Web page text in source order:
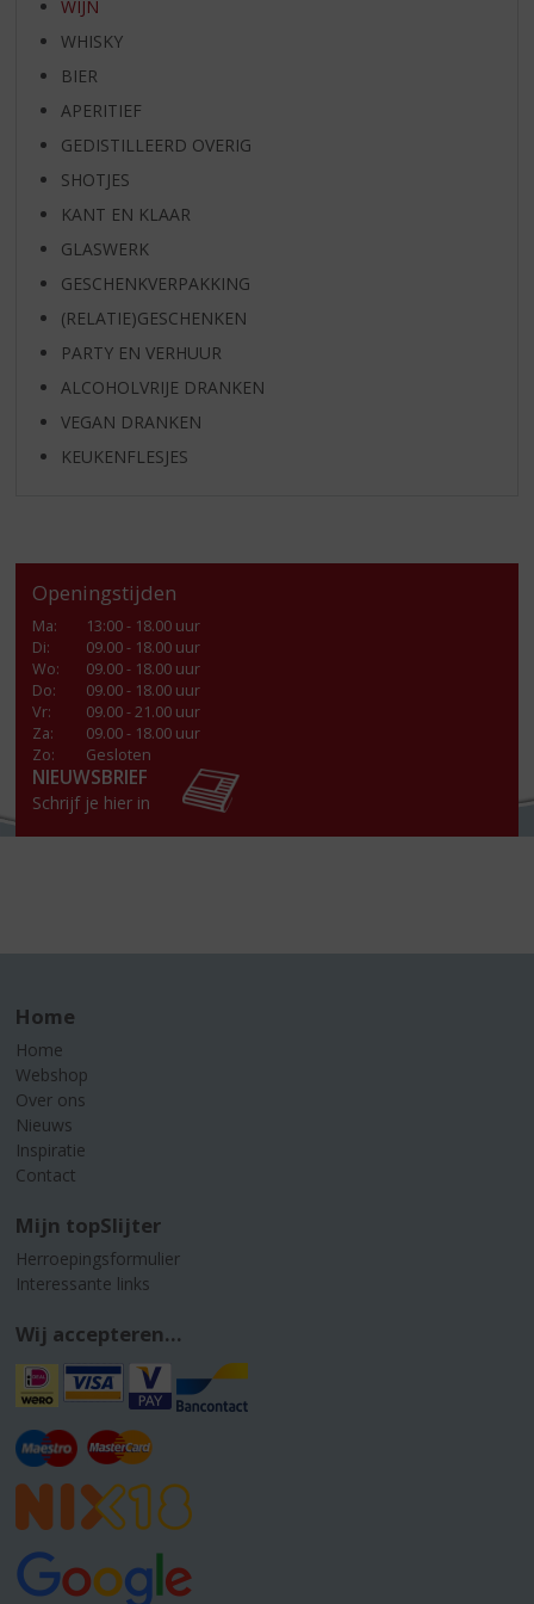
WIJN
WHISKY
BIER
APERITIEF
GEDISTILLEERD OVERIG
SHOTJES
KANT EN KLAAR
GLASWERK
GESCHENKVERPAKKING
(RELATIE)GESCHENKEN
PARTY EN VERHUUR
ALCOHOLVRIJE DRANKEN
VEGAN DRANKEN
KEUKENFLESJES
Openingstijden
Ma:
13:00 - 18.00 uur
Di:
09.00 - 18.00 uur
Wo:
09.00 - 18.00 uur
Do:
09.00 - 18.00 uur
Vr:
09.00 - 21.00 uur
Za:
09.00 - 18.00 uur
Zo:
Gesloten
NIEUWSBRIEF
Schrijf je hier in
Home
Home
Webshop
Over ons
Nieuws
Inspiratie
Contact
Mijn topSlijter
Herroepingsformulier
Interessante links
Wij accepteren...